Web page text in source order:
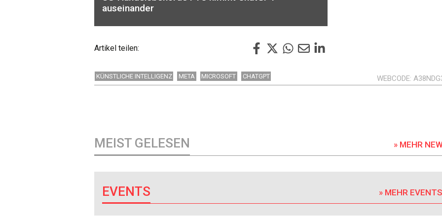
auseinander
Artikel teilen:
KÜNSTLICHE INTELLIGENZ META MICROSOFT CHATGPT WEBCODE
MEIST GELESEN » MEHR
EVENTS » MEHR EVENTS